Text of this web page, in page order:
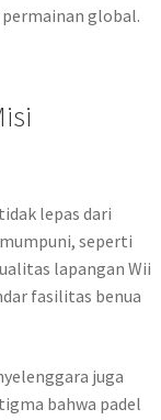
global.
lepas dari
seperti
lapangan Wii
fasilitas benua
juga
bahwa padel